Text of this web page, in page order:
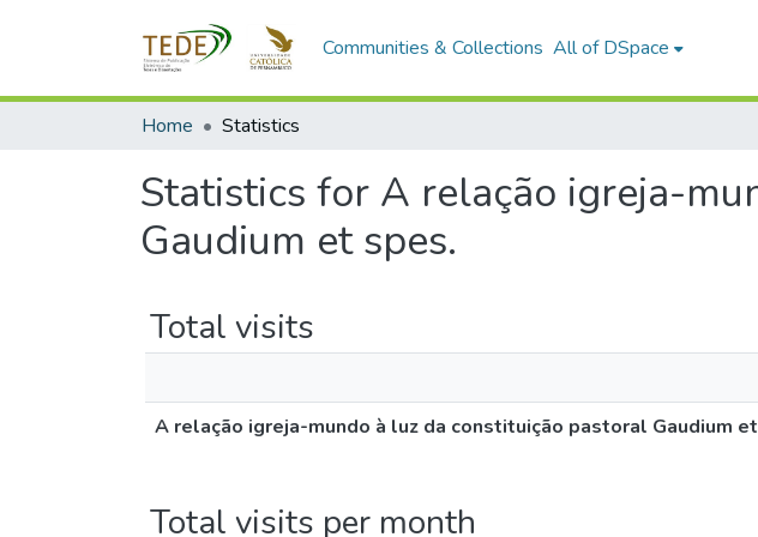
Communities & Collections All of DSpace
Home Statistics
Statistics for A relação igreja-
Gaudium et spes.
Total visits
A relação igreja-mundo à luz da constituição pastoral Gaudium
Total visits per month